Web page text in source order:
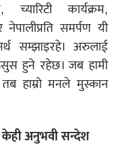
कार्यक्रम,
समर्पण यी
सम्झाइरहे। अरुलाई
हुने रहेछ। जब हामी
हाम्रो मनले मुस्कान
अनुभवी सन्देश